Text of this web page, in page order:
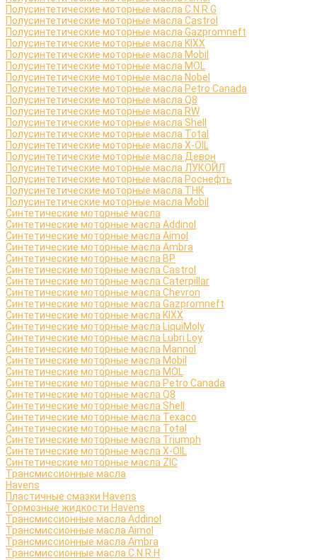
Полусинтетические моторные масла C.N.R.G
Полусинтетические моторные масла Castrol
Полусинтетические моторные масла Gazpromneft
Полусинтетические моторные масла KIXX
Полусинтетические моторные масла Mobil
Полусинтетические моторные масла MOL
Полусинтетические моторные масла Nobel
Полусинтетические моторные масла Petro Canada
Полусинтетические моторные масла Q8
Полусинтетические моторные масла RW
Полусинтетические моторные масла Shell
Полусинтетические моторные масла Total
Полусинтетические моторные масла X-OIL
Полусинтетические моторные масла Девон
Полусинтетические моторные масла ЛУКОЙЛ
Полусинтетические моторные масла Роснефть
Полусинтетические моторные масла ТНК
Полусинтетические моторные масла Mobil
Синтетические моторные масла
Синтетические моторные масла Addinol
Синтетические моторные масла Aimol
Синтетические моторные масла Ambra
Синтетические моторные масла BP
Синтетические моторные масла Castrol
Синтетические моторные масла Caterpillar
Синтетические моторные масла Chevron
Синтетические моторные масла Gazpromneft
Синтетические моторные масла KIXX
Синтетические моторные масла LiquiMoly
Синтетические моторные масла Lubri Loy
Синтетические моторные масла Mannol
Синтетические моторные масла Mobil
Синтетические моторные масла MOL
Синтетические моторные масла Petro Canada
Синтетические моторные масла Q8
Синтетические моторные масла Shell
Синтетические моторные масла Texaco
Синтетические моторные масла Total
Синтетические моторные масла Triumph
Синтетические моторные масла X-OIL
Синтетические моторные масла ZIC
Трансмиссионные масла
Havens
Пластичные смазки Havens
Тормозные жидкости Havens
Трансмиссионные масла Addinol
Трансмиссионные масла Aimol
Трансмиссионные масла Ambra
Трансмиссионные масла C.N.R.H